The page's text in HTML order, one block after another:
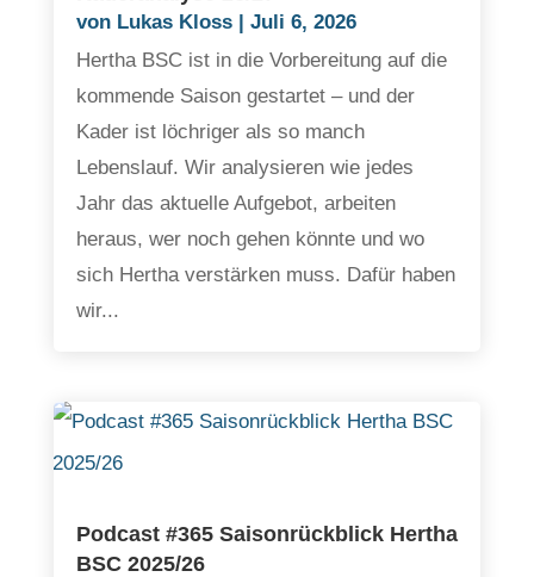
von Lukas Kloss| Juli 6, 2026
Hertha BSC ist in die Vorbereitung auf die
kommende Saison gestartet – und der
Kader ist löchriger als so manch
Lebenslauf. Wir analysieren wie jedes
Jahr das aktuelle Aufgebot, arbeiten
heraus, wer noch gehen könnte und wo
sich Hertha verstärken muss. Dafür haben
wir...
Podcast #365 Saisonrückblick Hertha
BSC 2025/26